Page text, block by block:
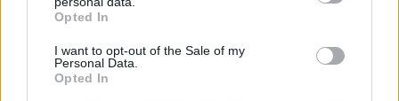
grant or deny consent to Google and its third-party tags to
use your data for below specified purposes in below Google
consent section.
Opted In
I want to opt-out of the Sale of my
Personal Data.
Opted In